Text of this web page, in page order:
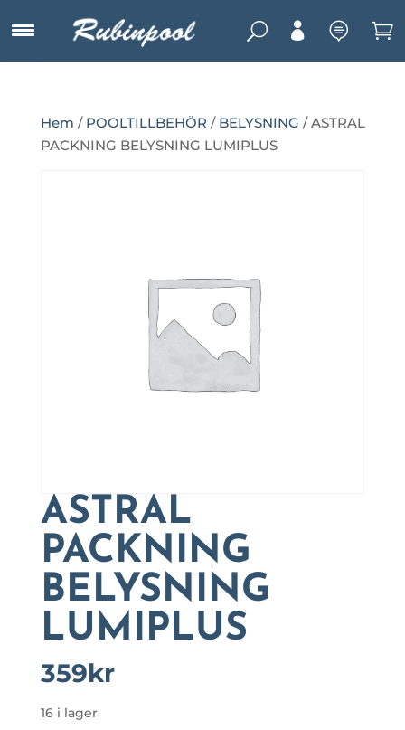
U   
Hem / POOLTILLBEHÖR / BELYSNING / ASTRAL
PACKNING BELYSNING LUMIPLUS
ASTRAL
PACKNING
BELYSNING
LUMIPLUS
359kr
16 i lager